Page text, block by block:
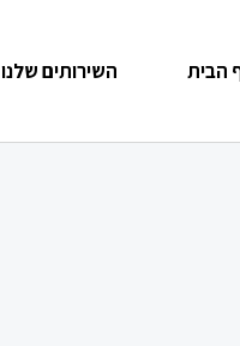
הבית השירותים שלנו